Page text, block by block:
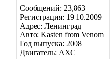
Сообщений: 23,863
Регистрация: 19.10.2009
Адрес: Ленинград
Авто: Kasten from Venom
Год выпуска: 2008
Двигатель: АХС